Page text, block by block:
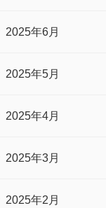
2025年6月
2025年5月
2025年4月
2025年3月
2025年2月